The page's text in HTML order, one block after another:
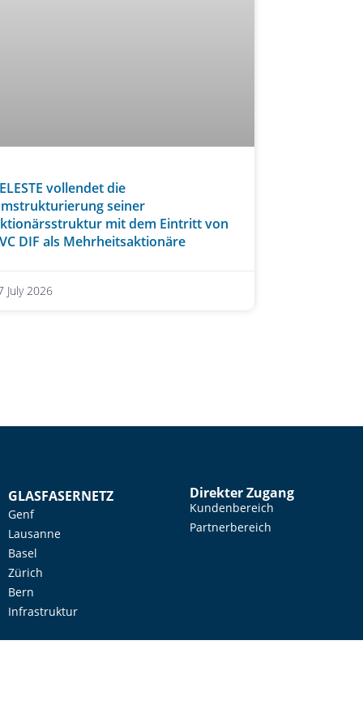
vollendet die
seiner
mit dem Eintritt von
DIF als Mehrheitsaktionäre
July 2026
GLASFASERNETZ
Genf
Lausanne
Basel
Zürich
Bern
Infrastruktur
Direkter Zugang
Kundenbereich
Partnerbereich